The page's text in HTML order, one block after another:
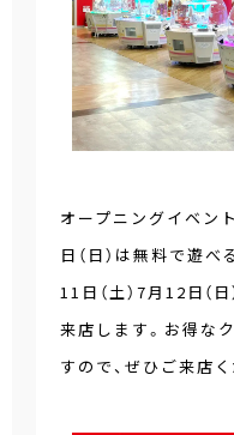
オープニングイベン
日（日）は無料で遊
11日（土）7月12日（
来店します。お得な
すので、ぜひご来店く